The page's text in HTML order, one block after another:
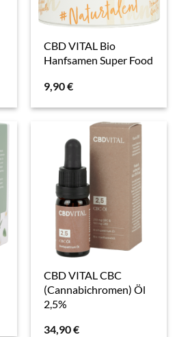
CBD VITAL Bio
Hanfsamen Super Food
9,90€
CBD VITAL CBC
(Cannabichromen) Öl
2,5%
34,90€